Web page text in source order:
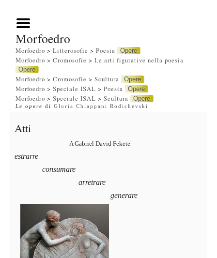
Morfoedro
Morfoedro > Litterosofie > Poesia Opere
Morfoedro > Cromosofie > Le arti figurative nella poesia
Opere
Morfoedro > Cromosofie > Scultura Opere
Morfoedro > Speciale ISAL > Poesia Opere
Morfoedro > Speciale ISAL > Scultura Opere
Le opere di Gloria Chiappani Rodichevski
Atti
A Gabriel David Fekete
estrarre
consumare
arretrare
generare